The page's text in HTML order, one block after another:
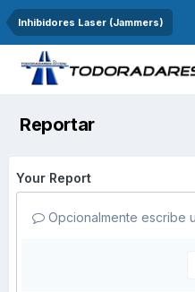
Inhibidores Laser (Jammers)
Reportar
Your Report
Opcionalmente escribe